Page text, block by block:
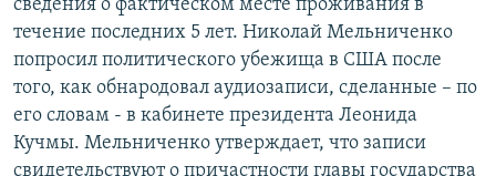
сведения о фактическом месте проживания в
течение последних 5 лет. Николай Мельниченко
попросил политического убежища в США после
того, как обнародовал аудиозаписи, сделанные – по
его словам - в кабинете президента Леонида
Кучмы. Мельниченко утверждает, что записи
свидетельствуют о причастности главы государства